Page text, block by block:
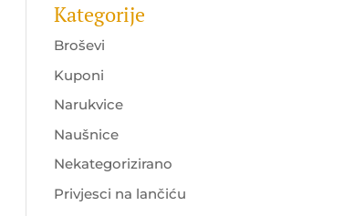
Kategorije
Broševi
Kuponi
Narukvice
Naušnice
Nekategorizirano
Privjesci na lančiću